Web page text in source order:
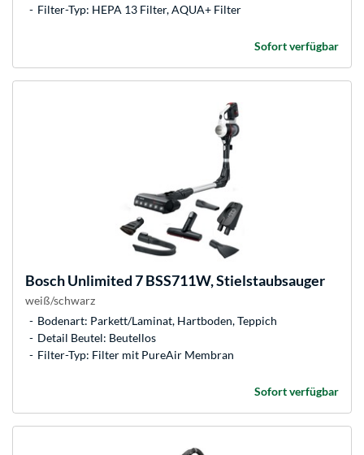
Filter-Typ: HEPA 13 Filter, AQUA+ Filter
Sofort verfügbar
BoschUnlimited 7 BSS711W, Stielstaubsauger
weiß/schwarz
Bodenart: Parkett/Laminat, Hartboden, Teppich
Detail Beutel: Beutellos
Filter-Typ: Filter mit PureAir Membran
Sofort verfügbar